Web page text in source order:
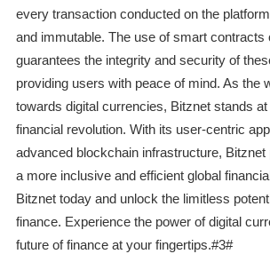
every transaction conducted on the
and immutable. The use of smart contracts
guarantees the integrity and security of
providing users with peace of mind. As the
towards digital currencies, Bitznet stands
financial revolution. With its user-centric
advanced blockchain infrastructure,
a more inclusive and efficient global
Bitznet today and unlock the limitless
finance. Experience the power of digital
future of finance at your fingertips.#3#